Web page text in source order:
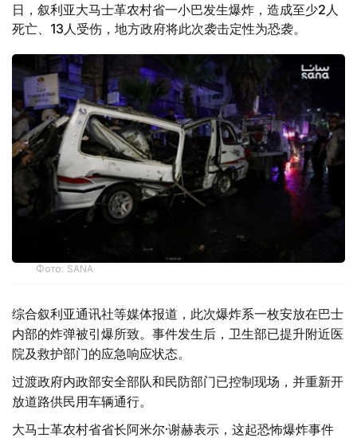
日，叙利亚大马士革农村省一小巴发生爆炸，造成至少2人
死亡、13人受伤，地方政府将此次袭击定性为恐袭。
Фото: SANA
综合叙利亚通讯社等媒体报道，此次爆炸系一枚安放在巴士
内部的炸弹被引爆所致。事件发生后，卫生部已提升附近医
院及救护部门的应急响应状态。
过渡政府内政部安全部队和民防部门已控制现场，并重新开
放道路供民用车辆通行。
大马士革农村省省长阿米尔·谢赫表示，这起恐怖爆炸事件